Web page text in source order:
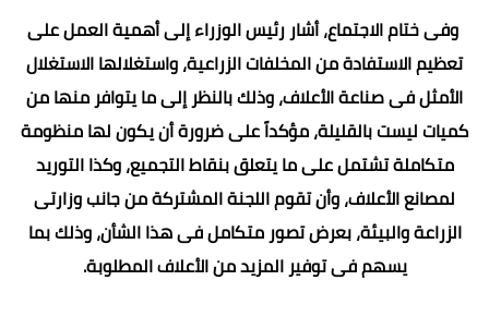
وفى ختام الاجتماع، أشار رئيس الوزراء إلى أهمية العمل على
تعظيم الاستفادة من المخلفات الزراعية، واستغلالها الاستغلال
الأمثل فى صناعة الأعلاف، وذلك بالنظر إلى ما يتوافر منها من
كميات ليست بالقليلة، مؤكداً على ضرورة أن يكون لها منظومة
متكاملة تشتمل على ما يتعلق بنقاط التجميع، وكذا التوريد
لمصانع الأعلاف، وأن تقوم اللجنة المشتركة من جانب وزارتى
الزراعة والبيئة، بعرض تصور متكامل فى هذا الشأن، وذلك بما
يسهم فى توفير المزيد من الأعلاف المطلوبة.